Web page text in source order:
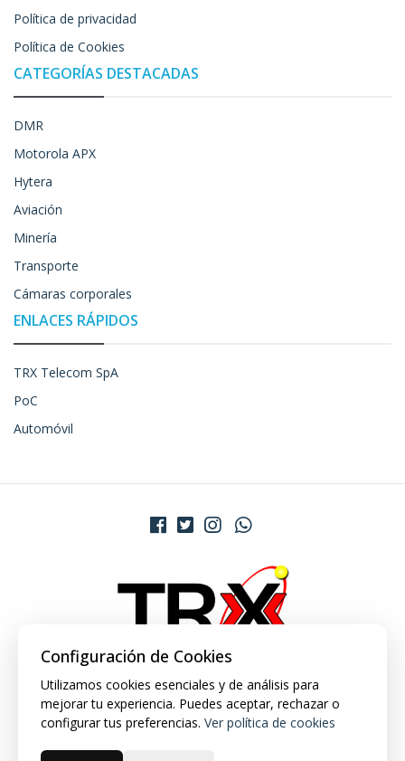
Política de privacidad
Política de Cookies
CATEGORÍAS DESTACADAS
DMR
Motorola APX
Hytera
Aviación
Minería
Transporte
Cámaras corporales
ENLACES RÁPIDOS
TRX Telecom SpA
PoC
Automóvil
Configuración de Cookies
Utilizamos cookies esenciales y de análisis para
mejorar tu experiencia. Puedes aceptar, rechazar o
configurar tus preferencias. Ver política de cookies